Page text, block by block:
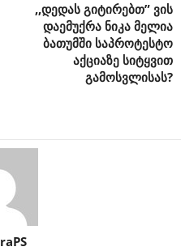
,,დედას გიტირებთ” ვის
დაემუქრა ნიკა მელია
ბათუმში საპროტესტო
აქციაზე სიტყვით
გამოსვლისას?